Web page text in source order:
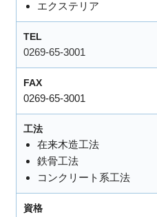
エクステリア
TEL
0269-65-3001
FAX
0269-65-3001
工法
在来木造工法
鉄骨工法
コンクリート系工法
資格